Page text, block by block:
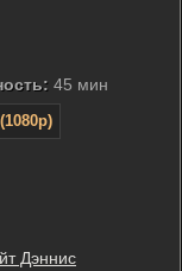
45 мин
Дэннис